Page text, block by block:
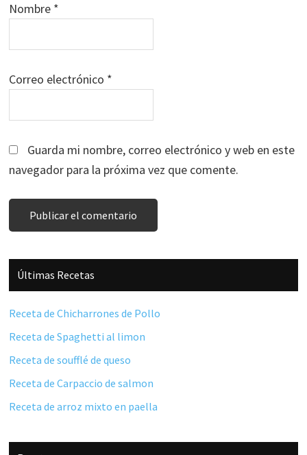
Nombre *
Correo electrónico *
Guarda mi nombre, correo electrónico y web en este
navegador para la próxima vez que comente.
Barra
lateral
principal
Últimas Recetas
Receta de Chicharrones de Pollo
Receta de Spaghetti al limon
Receta de soufflé de queso
Receta de Carpaccio de salmon
Receta de arroz mixto en paella